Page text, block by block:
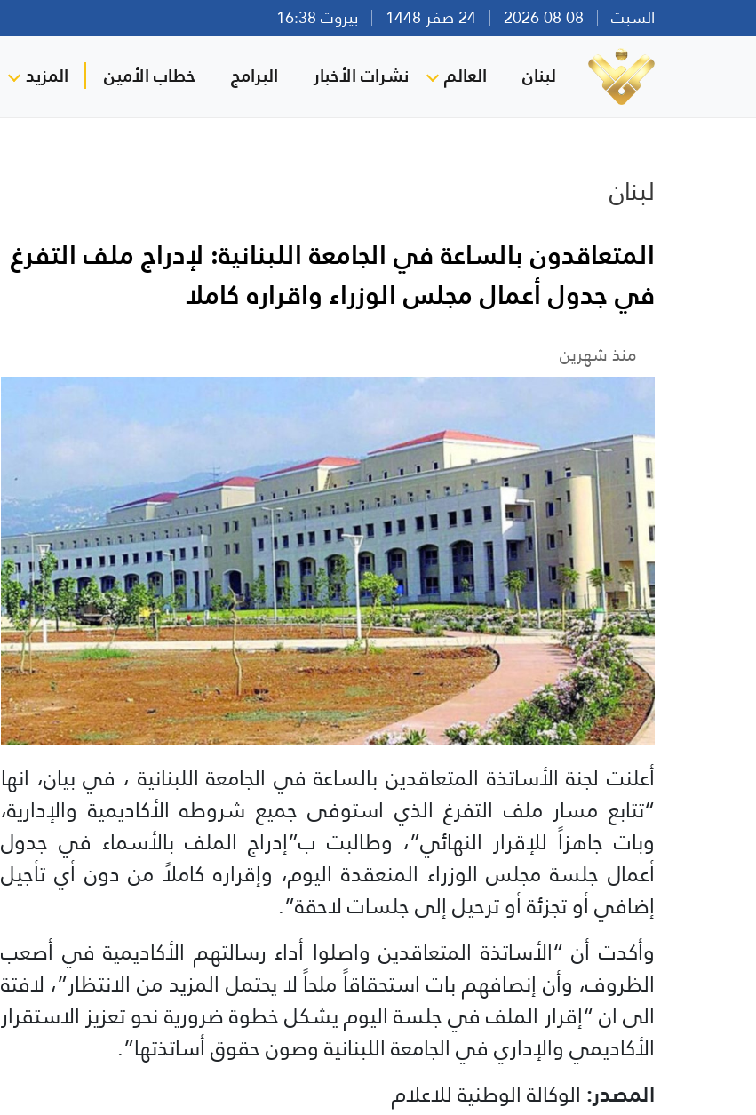
السبت بيروت 16:38
لبنان العالم نشرات الأخبار البرامج خطاب الأمين المزيد
لبنان
المتعاقدون بالساعة في الجامعة اللبنانية: لإدراج ملف التفرغ
في جدول أعمال مجلس الوزراء واقراره كاملا
منذ شهرين
أعلنت لجنة الأساتذة المتعاقدين بالساعة في الجامعة اللبنانية ، في بيان، انها
“تتابع مسار ملف التفرغ الذي استوفى جميع شروطه الأكاديمية والإدارية،
وبات جاهزاً للإقرار النهائي”، وطالبت ب”إدراج الملف بالأسماء في جدول
أعمال جلسة مجلس الوزراء المنعقدة اليوم، وإقراره كاملاً من دون أي تأجيل
إضافي أو تجزئة أو ترحيل إلى جلسات لاحقة”.
وأكدت أن “الأساتذة المتعاقدين واصلوا أداء رسالتهم الأكاديمية في أصعب
الظروف، وأن إنصافهم بات استحقاقاً ملحاً لا يحتمل المزيد من الانتظار”، لافتة
الى ان “إقرار الملف في جلسة اليوم يشكل خطوة ضرورية نحو تعزيز الاستقرار
الأكاديمي والإداري في الجامعة اللبنانية وصون حقوق أساتذتها”.
المصدر: الوكالة الوطنية للاعلام